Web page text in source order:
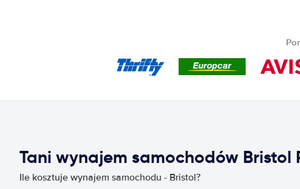
Tani wynajem samochodów Bristol
Ile kosztuje wynajem samochodu - Bristol?